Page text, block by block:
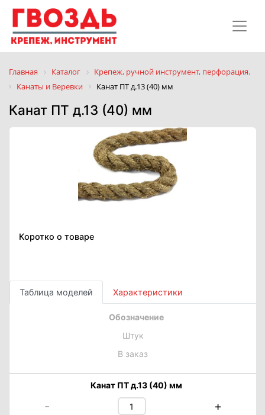
Главная Каталог
Крепеж, ручной инструмент, перфорация.
Канаты и Веревки
Канат ПТ д.13 (40) мм
Канат ПТ д.13 (40) мм
Коротко о товаре
Таблица моделей Характеристики
Обозначение
Штук
В заказ
Канат ПТ д.13 (40) мм
- +